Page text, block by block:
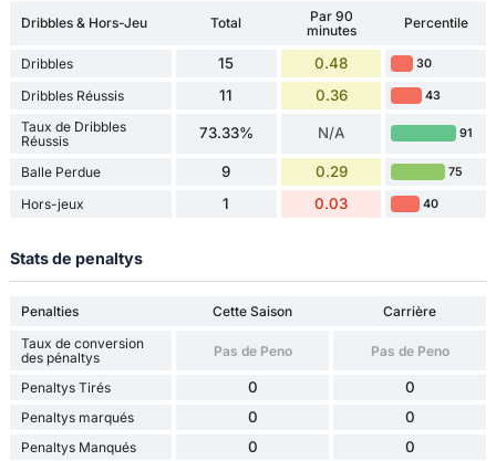
Dribbles & Hors-Jeu Total
Par 90
minutes
Percentile
Dribbles 15 0.48 30
Dribbles Réussis 11 0.36 43
Taux de Dribbles
Réussis
73.33% N/A 91
Balle Perdue 9 0.29 75
Hors-jeux 1 0.03 40
Stats de penaltys
Penalties Cette Saison
Carrière
Taux de conversion
des pénaltys
Pas de Peno Pas de Peno
Penaltys Tirés 0 0
Penaltys marqués 0 0
Penaltys Manqués 0 0